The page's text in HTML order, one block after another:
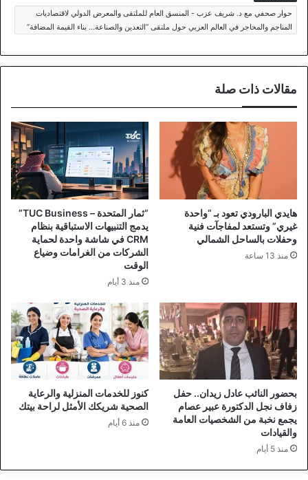
حوار صحفي مع د. شريف عزب - المنسق العام للملتقى والمعرض الدولي لاقتصاديات
المناجم والمحاجر في العالم العربي حول ملتقى “التعدين والصناعة… بناء القيمة المضافة”
مقالات ذات صلة
هايدي البارودي تعود بـ “واحدة
غيري” وتستعد لمفاجآت فنية
وحفلات بالساحل الشمالي
منذ 13 ساعة
“ثمار المتحدة – TUC Business”
يدمج التنبيهات الاستباقية بنظام
CRM في شاشة واحدة لحماية
الشركات من الغرامات وضياع
الوقت
منذ 3 أيام
بحضور النائب عادل زيدان.. حفل
زفاف نجل الدكتورة عبير عصام
يجمع نخبة من الشخصيات العامة
والقيادات
منذ 5 أيام
كنوز للخدمات المنزلية والرعاية
الصحية شريكك الأمثل لراحة بيتك
منذ 6 أيام